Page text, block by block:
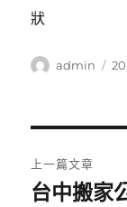
狀
作
admin
發
章
上一篇文章
上
台中搬家